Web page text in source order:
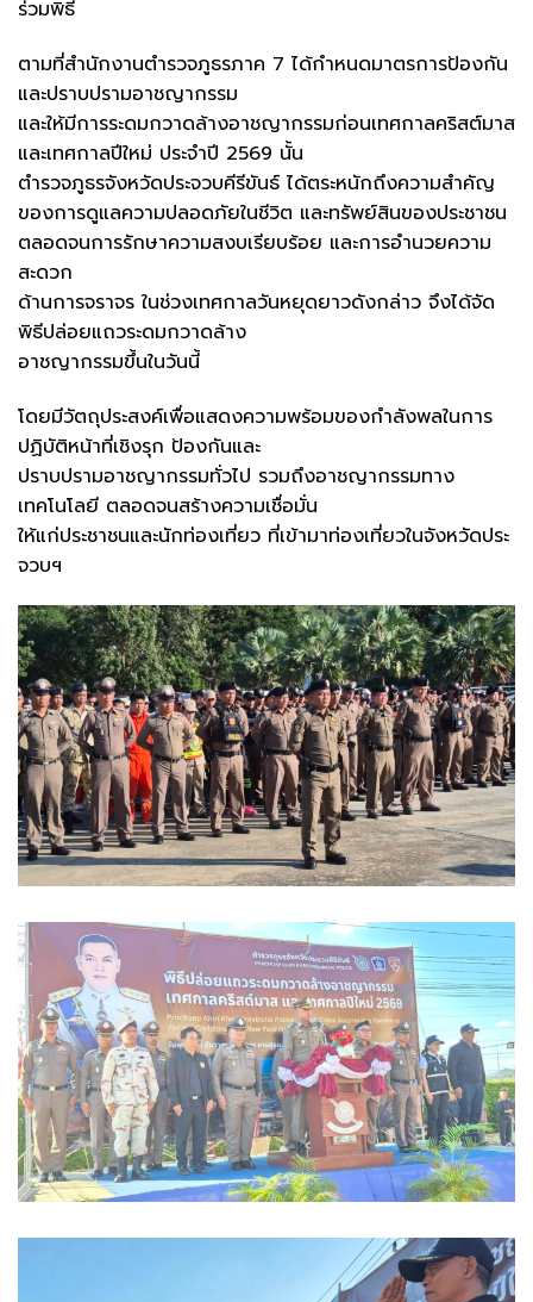
ร่วมพิธี
ตามที่สำนักงานตำรวจภูธรภาค 7 ได้กำหนดมาตรการป้องกัน
และปราบปรามอาชญากรรม
และให้มีการระดมกวาดล้างอาชญากรรมก่อนเทศกาลคริสต์มาส
และเทศกาลปีใหม่ ประจำปี 2569 นั้น
ตำรวจภูธรจังหวัดประจวบคีรีขันธ์ ได้ตระหนักถึงความสำคัญ
ของการดูแลความปลอดภัยในชีวิต และทรัพย์สินของประชาชน
ตลอดจนการรักษาความสงบเรียบร้อย และการอำนวยความ
สะดวก
ด้านการจราจร ในช่วงเทศกาลวันหยุดยาวดังกล่าว จึงได้จัด
พิธีปล่อยแถวระดมกวาดล้าง
อาชญากรรมขึ้นในวันนี้
โดยมีวัตถุประสงค์เพื่อแสดงความพร้อมของกำลังพลในการ
ปฏิบัติหน้าที่เชิงรุก ป้องกันและ
ปราบปรามอาชญากรรมทั่วไป รวมถึงอาชญากรรมทาง
เทคโนโลยี ตลอดจนสร้างความเชื่อมั่น
ให้แก่ประชาชนและนักท่องเที่ยว ที่เข้ามาท่องเที่ยวในจังหวัดประ
จวบฯ